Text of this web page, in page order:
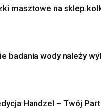
masztowe na
badania wody należy
Handzel – Twój